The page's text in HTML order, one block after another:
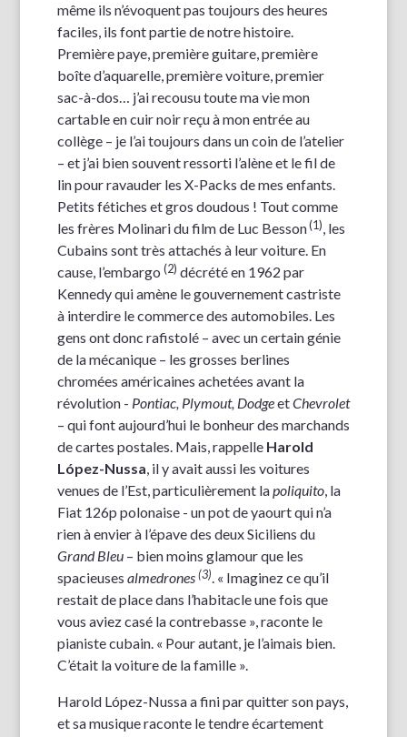
même ils n’évoquent pas toujours des heures
faciles, ils font partie de notre histoire.
Première paye, première guitare, première
boîte d’aquarelle, première voiture, premier
sac-à-dos… j’ai recousu toute ma vie mon
cartable en cuir noir reçu à mon entrée au
collège – je l’ai toujours dans un coin de l’atelier
– et j’ai bien souvent ressorti l’alène et le fil de
lin pour ravauder les X-Packs de mes enfants.
Petits fétiches et gros doudous ! Tout comme
les frères Molinari du film de Luc Besson(1), les
Cubains sont très attachés à leur voiture. En
cause, l’embargo (2) décrété en 1962 par
Kennedy qui amène le gouvernement castriste
à interdire le commerce des automobiles. Les
gens ont donc rafistolé – avec un certain génie
de la mécanique – les grosses berlines
chromées américaines achetées avant la
révolution - Pontiac, Plymout, DodgeetChevrolet
– qui font aujourd’hui le bonheur des marchands
de cartes postales. Mais, rappelle Harold
López-Nussa, il y avait aussi les voitures
venues de l’Est, particulièrement lapoliquito, la
Fiat 126p polonaise - un pot de yaourt qui n’a
rien à envier à l’épave des deux Siciliens du
Grand Bleu– bien moins glamour que les
spacieuses almedrones (3). « Imaginez ce qu’il
restait de place dans l’habitacle une fois que
vous aviez casé la contrebasse », raconte le
pianiste cubain. « Pour autant, je l’aimais bien.
C’était la voiture de la famille ».
Harold López-Nussa a fini par quitter son pays,
et sa musique raconte le tendre écartement